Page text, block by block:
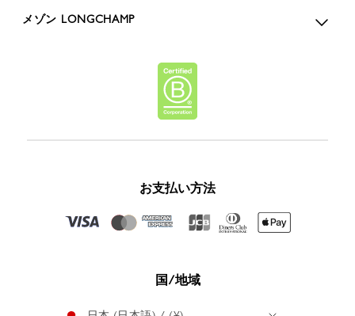
メゾン LONGCHAMP
お支払い方法
国/地域